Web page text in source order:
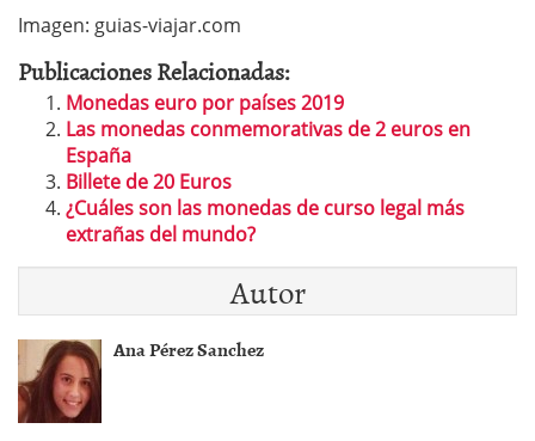
Imagen: guias-viajar.com
Publicaciones Relacionadas:
Monedas euro por países 2019
Las monedas conmemorativas de 2 euros en
España
Billete de 20 Euros
¿Cuáles son las monedas de curso legal más
extrañas del mundo?
Autor
Ana Pérez Sanchez